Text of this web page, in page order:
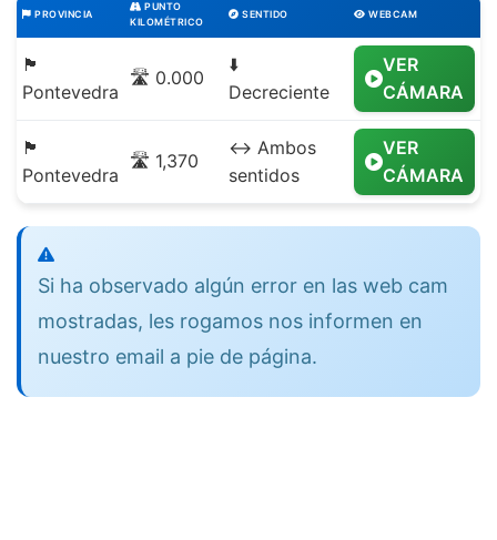
PROVINCIA
PUNTO
KILOMÉTRICO
SENTIDO WEBCAM
🏴
Pontevedra
🛣️ 0.000
⬇️
Decreciente
VER
CÁMARA
🏴
Pontevedra
🛣️ 1,370
↔️ Ambos
sentidos
VER
CÁMARA
Si ha observado algún error en las web cam
mostradas, les rogamos nos informen en
nuestro email a pie de página.